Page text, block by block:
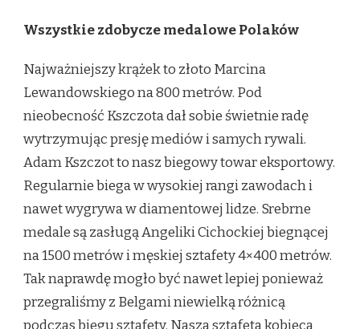
Wszystkie zdobycze medalowe Polaków
Najważniejszy krążek to złoto Marcina
Lewandowskiego na 800 metrów. Pod
nieobecność Kszczota dał sobie świetnie radę
wytrzymując presję mediów i samych rywali.
Adam Kszczot to nasz biegowy towar eksportowy.
Regularnie biega w wysokiej rangi zawodach i
nawet wygrywa w diamentowej lidze. Srebrne
medale są zasługą Angeliki Cichockiej biegnącej
na 1500 metrów i męskiej sztafety 4×400 metrów.
Tak naprawdę mogło być nawet lepiej ponieważ
przegraliśmy z Belgami niewielką różnicą
podczas biegu sztafety. Nasza sztafeta kobieca